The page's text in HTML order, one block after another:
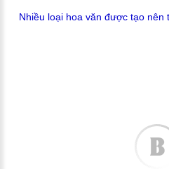
Nhiều loại hoa văn được tạo